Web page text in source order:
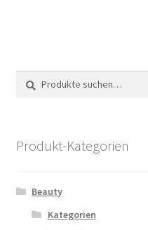
nach:
Produkt-Kategorien
Beauty
Kategorien